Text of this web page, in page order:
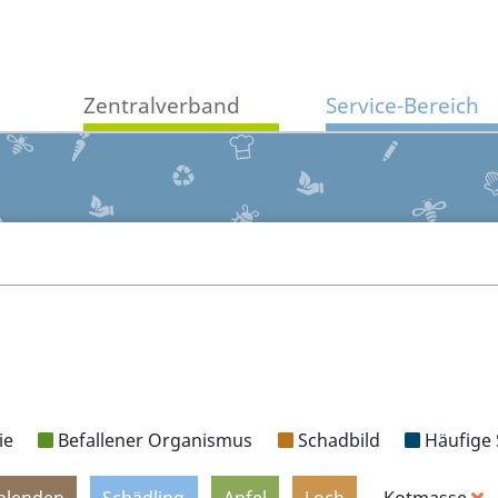
Zentralverband Service-Bereich
Befallener Organismus Schadbild Häufige